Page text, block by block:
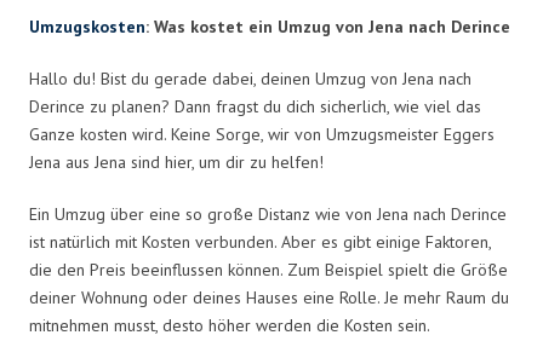
Umzugskosten: Was kostet ein Umzug von Jena nach Derince
Hallo du! Bist du gerade dabei, deinen Umzug von Jena nach
Derince zu planen? Dann fragst du dich sicherlich, wie viel das
Ganze kosten wird. Keine Sorge, wir von Umzugsmeister Eggers
Jena aus Jena sind hier, um dir zu helfen!
Ein Umzug über eine so große Distanz wie von Jena nach Derince
ist natürlich mit Kosten verbunden. Aber es gibt einige Faktoren,
die den Preis beeinflussen können. Zum Beispiel spielt die Größe
deiner Wohnung oder deines Hauses eine Rolle. Je mehr Raum du
mitnehmen musst, desto höher werden die Kosten sein.